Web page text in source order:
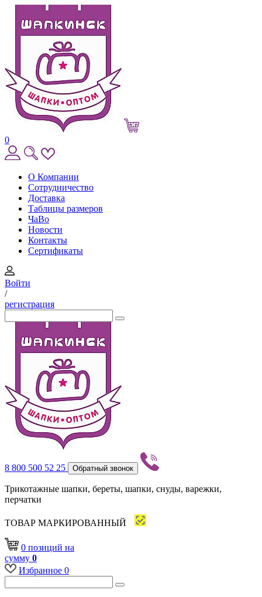
0
О Компании
Сотрудничество
Доставка
Таблицы размеров
ЧаВо
Новости
Контакты
Сертификаты
Войти
/
регистрация
8 800 500 52 25 Обратный звонок
Трикотажные шапки, береты, шапки, снуды, варежки,
перчатки
ТОВАР МАРКИРОВАННЫЙ
0 позиций на
сумму 0
Избранное 0